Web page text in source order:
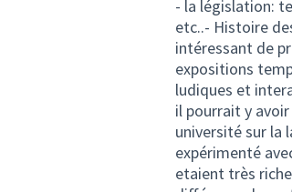
- la législation:
etc..- Histoire
intéressant de
expositions
ludiques et
il pourrait y
université sur la
expérimenté
etaient très